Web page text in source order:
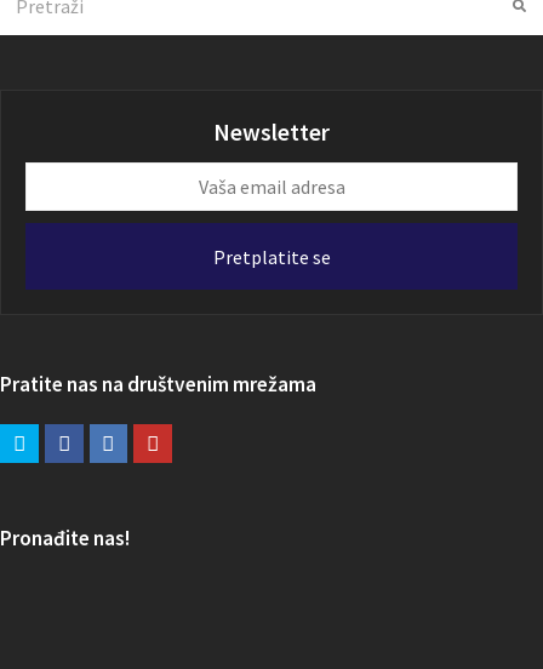
Newsletter
email
Pretplatite se
Pratite nas na društvenim mrežama
Pronađite nas!